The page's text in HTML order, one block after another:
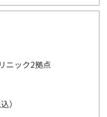
ニック2拠点
）